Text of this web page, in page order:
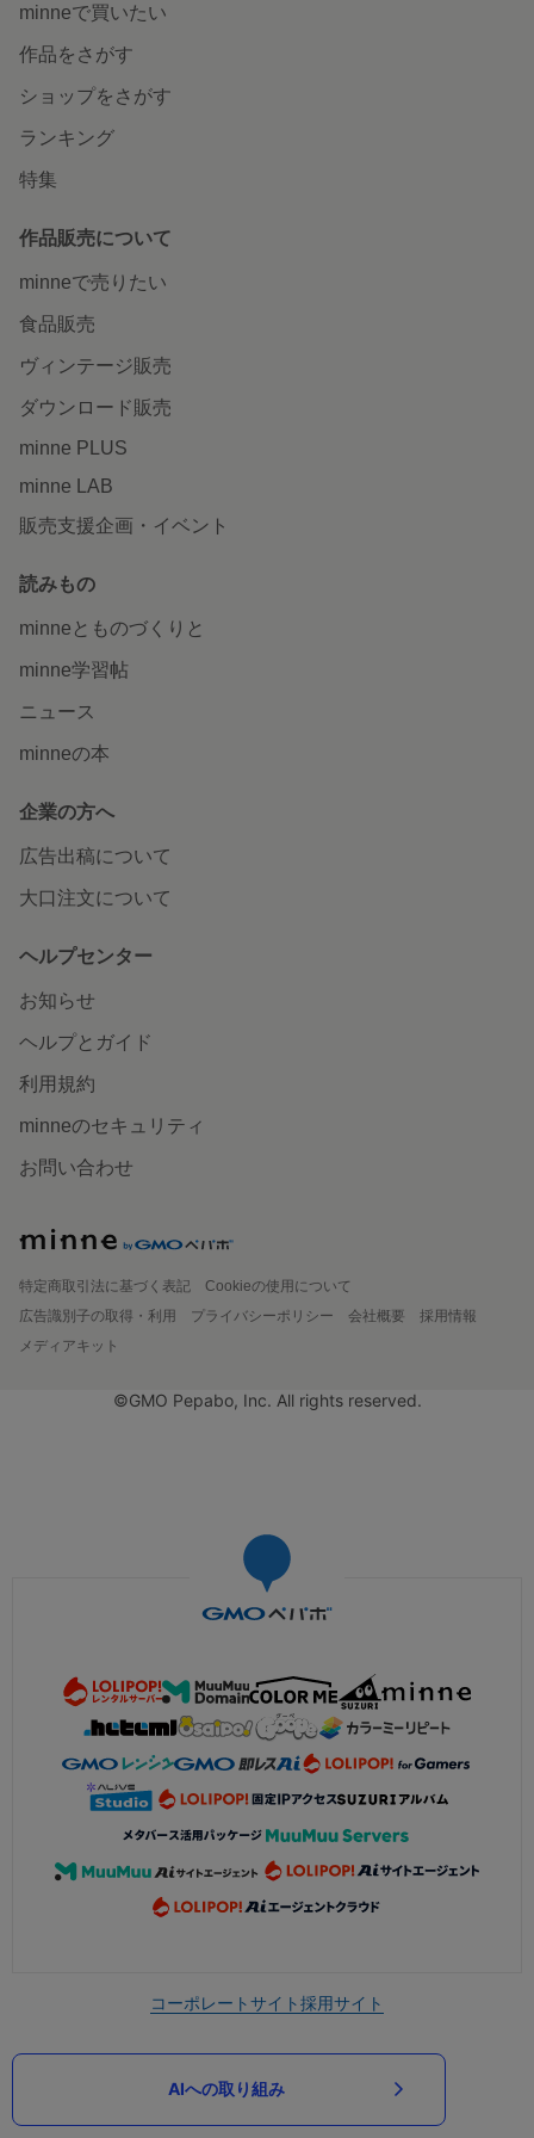
minneで買いたい
作品をさがす
ショップをさがす
ランキング
特集
作品販売について
minneで売りたい
食品販売
ヴィンテージ販売
ダウンロード販売
minne PLUS
minne LAB
販売支援企画・イベント
読みもの
minneとものづくりと
minne学習帖
ニュース
minneの本
企業の方へ
広告出稿について
大口注文について
ヘルプセンター
お知らせ
ヘルプとガイド
利用規約
minneのセキュリティ
お問い合わせ
特定商取引法に基づく表記
Cookieの使用について
広告識別子の取得・利用
プライバシーポリシー 会社概要
採用情報
メディアキット
©GMO Pepabo, Inc. All rights reserved.
コーポレートサイト採用サイト
AIへの取り組み